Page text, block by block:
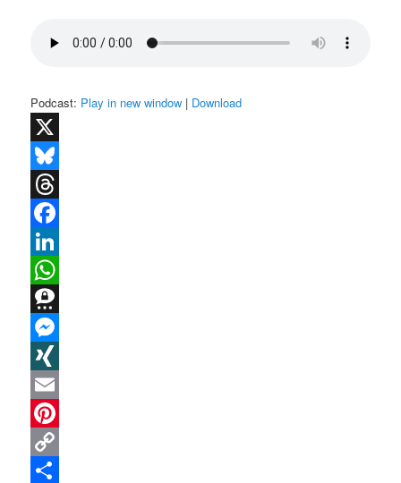
Podcast: Play in new window | Download
X
Bluesky
Threads
Facebook
LinkedIn
WhatsApp
Threema
Messenger
XING
Email
Pinterest
Copy